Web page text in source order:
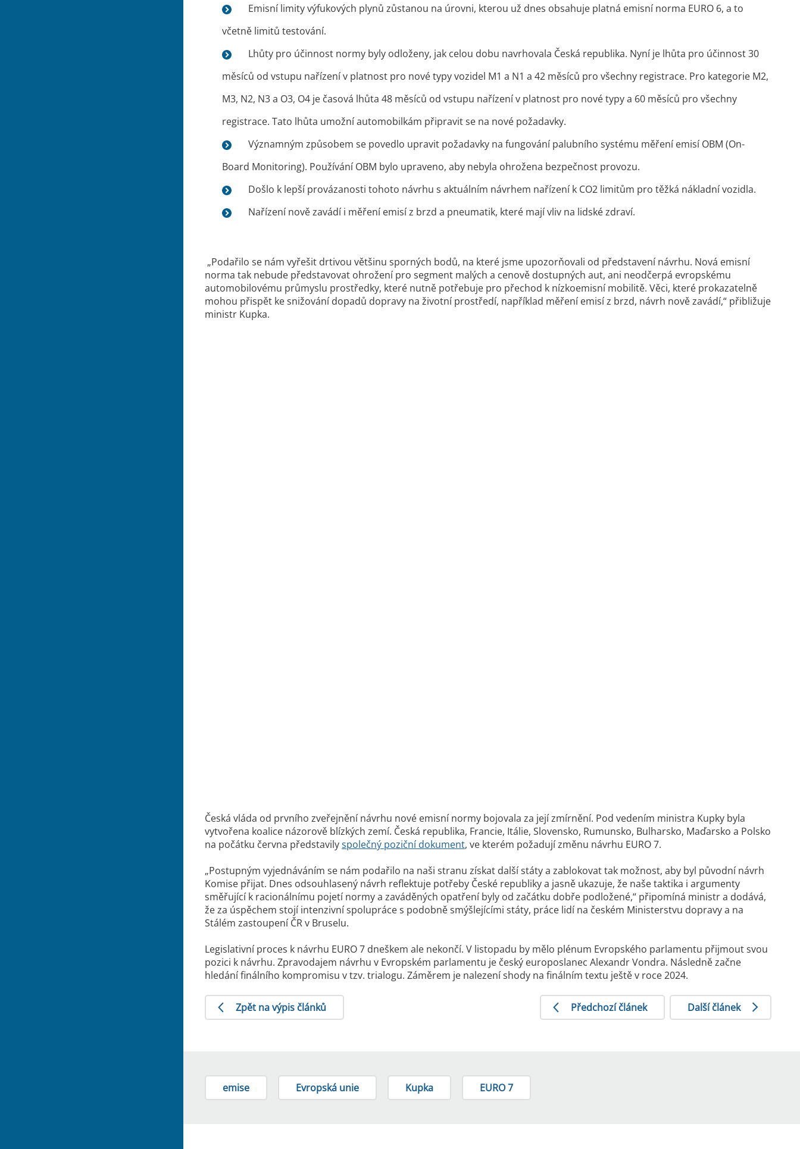
Emisní limity výfukových plynů zůstanou na úrovni, kterou už dnes obsahuje platná emisní norma EURO 6, a to
včetně limitů testování.
Lhůty pro účinnost normy byly odloženy, jak celou dobu navrhovala Česká republika. Nyní je lhůta pro účinnost 30
měsíců od vstupu nařízení v platnost pro nové typy vozidel M1 a N1 a 42 měsíců pro všechny registrace. Pro kategorie M2,
M3, N2, N3 a O3, O4 je časová lhůta 48 měsíců od vstupu nařízení v platnost pro nové typy a 60 měsíců pro všechny
registrace. Tato lhůta umožní automobilkám připravit se na nové požadavky.
Významným způsobem se povedlo upravit požadavky na fungování palubního systému měření emisí OBM (On-
Board Monitoring). Používání OBM bylo upraveno, aby nebyla ohrožena bezpečnost provozu.
Došlo k lepší provázanosti tohoto návrhu s aktuálním návrhem nařízení k CO2 limitům pro těžká nákladní vozidla.
Nařízení nově zavádí i měření emisí z brzd a pneumatik, které mají vliv na lidské zdraví.
„Podařilo se nám vyřešit drtivou většinu sporných bodů, na které jsme upozorňovali od představení návrhu. Nová emisní
norma tak nebude představovat ohrožení pro segment malých a cenově dostupných aut, ani neodčerpá evropskému
automobilovému průmyslu prostředky, které nutně potřebuje pro přechod k nízkoemisní mobilitě. Věci, které prokazatelně
mohou přispět ke snižování dopadů dopravy na životní prostředí, například měření emisí z brzd, návrh nově zavádí,“ přibližuje
ministr Kupka.
Česká vláda od prvního zveřejnění návrhu nové emisní normy bojovala za její zmírnění. Pod vedením ministra Kupky byla
vytvořena koalice názorově blízkých zemí. Česká republika, Francie, Itálie, Slovensko, Rumunsko, Bulharsko, Maďarsko a Polsko
na počátku června představilyspolečný poziční dokument, ve kterém požadují změnu návrhu EURO 7.
„Postupným vyjednáváním se nám podařilo na naši stranu získat další státy a zablokovat tak možnost, aby byl původní návrh
Komise přijat. Dnes odsouhlasený návrh reflektuje potřeby České republiky a jasně ukazuje, že naše taktika i argumenty
směřující k racionálnímu pojetí normy a zaváděných opatření byly od začátku dobře podložené,“ připomíná ministr a dodává,
že za úspěchem stojí intenzivní spolupráce s podobně smýšlejícími státy, práce lidí na českém Ministerstvu dopravy a na
Stálém zastoupení ČR v Bruselu.
Legislativní proces k návrhu EURO 7 dneškem ale nekončí. V listopadu by mělo plénum Evropského parlamentu přijmout svou
pozici k návrhu. Zpravodajem návrhu v Evropském parlamentu je český europoslanec Alexandr Vondra. Následně začne
hledání finálního kompromisu v tzv. trialogu. Záměrem je nalezení shody na finálním textu ještě v roce 2024.
Zpět na výpis článků Předchozí článek Další článek
emise Evropská unie Kupka EURO 7